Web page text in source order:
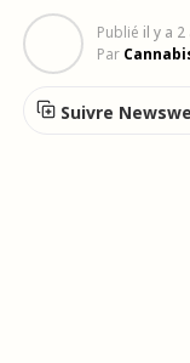
Publié il y a 2
Par
Suivre